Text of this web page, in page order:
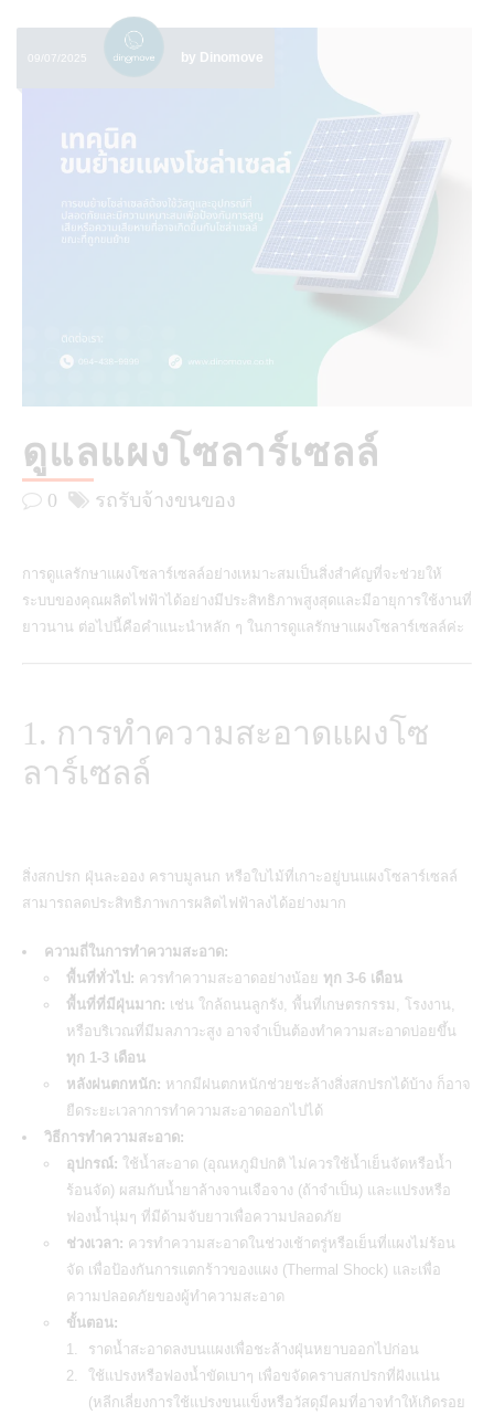
09/07/2025 by Dinomove
ดูแลแผงโซลาร์เซลล์
0 รถรับจ้างขนของ
การดูแลรักษาแผงโซลาร์เซลล์อย่างเหมาะสมเป็นสิ่งสำคัญที่จะช่วยให้
ระบบของคุณผลิตไฟฟ้าได้อย่างมีประสิทธิภาพสูงสุดและมีอายุการใช้งานที่
ยาวนาน ต่อไปนี้คือคำแนะนำหลัก ๆ ในการดูแลรักษาแผงโซลาร์เซลล์ค่ะ
1. การทำความสะอาดแผงโซ
ลาร์เซลล์
สิ่งสกปรก ฝุ่นละออง คราบมูลนก หรือใบไม้ที่เกาะอยู่บนแผงโซลาร์เซลล์
สามารถลดประสิทธิภาพการผลิตไฟฟ้าลงได้อย่างมาก
ความถี่ในการทำความสะอาด:
พื้นที่ทั่วไป: ควรทำความสะอาดอย่างน้อย ทุก 3-6 เดือน
พื้นที่ที่มีฝุ่นมาก: เช่น ใกล้ถนนลูกรัง, พื้นที่เกษตรกรรม, โรงงาน,
หรือบริเวณที่มีมลภาวะสูง อาจจำเป็นต้องทำความสะอาดบ่อยขึ้น
ทุก 1-3 เดือน
หลังฝนตกหนัก: หากมีฝนตกหนักช่วยชะล้างสิ่งสกปรกได้บ้าง ก็อาจ
ยืดระยะเวลาการทำความสะอาดออกไปได้
วิธีการทำความสะอาด:
อุปกรณ์: ใช้น้ำสะอาด (อุณหภูมิปกติ ไม่ควรใช้น้ำเย็นจัดหรือน้ำ
ร้อนจัด) ผสมกับน้ำยาล้างจานเจือจาง (ถ้าจำเป็น) และแปรงหรือ
ฟองน้ำนุ่มๆ ที่มีด้ามจับยาวเพื่อความปลอดภัย
ช่วงเวลา: ควรทำความสะอาดในช่วงเช้าตรู่หรือเย็นที่แผงไม่ร้อน
จัด เพื่อป้องกันการแตกร้าวของแผง (Thermal Shock) และเพื่อ
ความปลอดภัยของผู้ทำความสะอาด
ขั้นตอน:
ราดน้ำสะอาดลงบนแผงเพื่อชะล้างฝุ่นหยาบออกไปก่อน
ใช้แปรงหรือฟองน้ำขัดเบาๆ เพื่อขจัดคราบสกปรกที่ฝังแน่น
(หลีกเลี่ยงการใช้แปรงขนแข็งหรือวัสดุมีคมที่อาจทำให้เกิดรอย